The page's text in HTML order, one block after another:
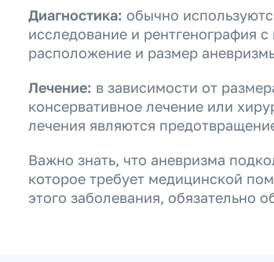
Диагностика: обычно
исследование и рентгенография
расположение и размер
Лечение: в зависимости от
консервативное лечение или
лечения являются
Важно знать, что аневризма
которое требует медицинской
этого заболевания, обязательно